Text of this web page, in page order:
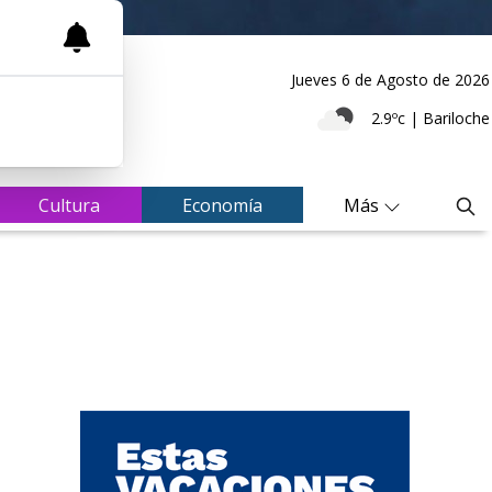
Jueves 6 de Agosto de 2026
2.9ºc | Bariloche
Cultura Economía Más